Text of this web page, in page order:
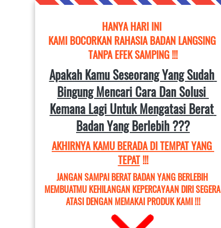
HANYA HARI INI
KAMI BOCORKAN RAHASIA BADAN LANGSING
TANPA EFEK SAMPING !!!
Apakah Kamu Seseorang Yang Sudah
Bingung Mencari Cara Dan Solusi
Kemana Lagi Untuk Mengatasi Berat
Badan Yang Berlebih ???
AKHIRNYA KAMU BERADA DI TEMPAT YANG
TEPAT !!!
JANGAN SAMPAI BERAT BADAN YANG BERLEBIH
MEMBUATMU KEHILANGAN KEPERCAYAAN DIRI SEGERA
ATASI DENGAN MEMAKAI PRODUK KAMI !!!